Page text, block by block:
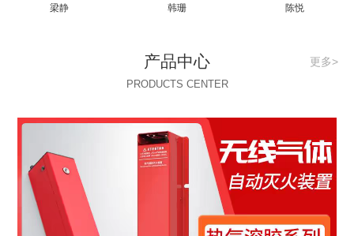
梁静 韩珊 陈悦
产品中心 更多>
PRODUCTS CENTER